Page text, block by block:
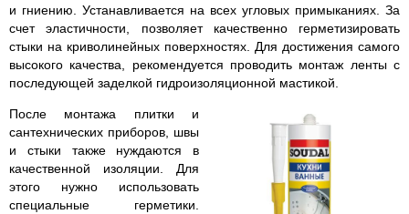
и гниению. Устанавливается на всех угловых примыканиях. За
счет эластичности, позволяет качественно герметизировать
стыки на криволинейных поверхностях. Для достижения самого
высокого качества, рекомендуется проводить монтаж ленты с
последующей заделкой гидроизоляционной мастикой.
После монтажа плитки и
сантехнических приборов, швы
и стыки также нуждаются в
качественной изоляции. Для
этого нужно использовать
специальные герметики.